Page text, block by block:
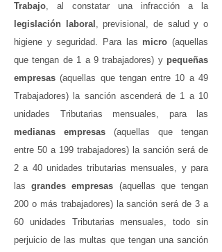
Trabajo, al constatar una infracción a la
legislación laboral , previsional, de salud y o
higiene y seguridad. Para las micro (aquellas
que tengan de 1 a 9 trabajadores) y pequeñas
empresas(aquellas que tengan entre 10 a 49
Trabajadores) la sanción ascenderá de 1 a 10
unidades Tributarias mensuales, para las
medianas empresas (aquellas que tengan
entre 50 a 199 trabajadores) la sanción será de
2 a 40 unidades tributarias mensuales, y para
las grandes empresas (aquellas que tengan
200 o más trabajadores) la sanción será de 3 a
60 unidades Tributarias mensuales, todo sin
perjuicio de las multas que tengan una sanción